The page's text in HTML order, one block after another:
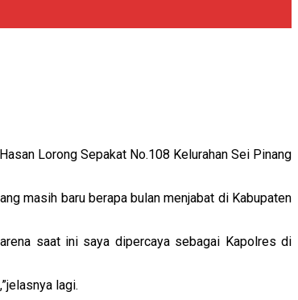
Lorong Sepakat No.108 Kelurahan Sei Pinang
masih baru berapa bulan menjabat di Kabupaten
saat ini saya dipercaya sebagai Kapolres di
lagi.